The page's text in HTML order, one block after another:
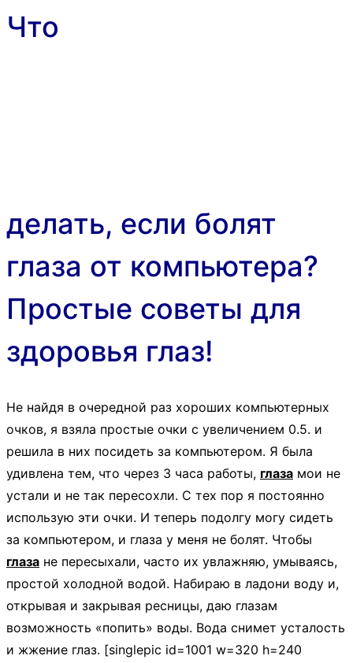
Что
делать, если болят
глаза от компьютера?
Простые советы для
здоровья глаз!
Не найдя в очередной раз хороших компьютерных
очков, я взяла простые очки с увеличением 0.5. и
решила в них посидеть за компьютером. Я была
удивлена тем, что через 3 часа работы, глаза мои не
устали и не так пересохли. С тех пор я постоянно
использую эти очки. И теперь подолгу могу сидеть
за компьютером, и глаза у меня не болят. Чтобы
глаза не пересыхали, часто их увлажняю, умываясь,
простой холодной водой. Набираю в ладони воду и,
открывая и закрывая ресницы, даю глазам
возможность «попить» воды. Вода снимет усталость
и жжение глаз. [singlepic id=1001 w=320 h=240